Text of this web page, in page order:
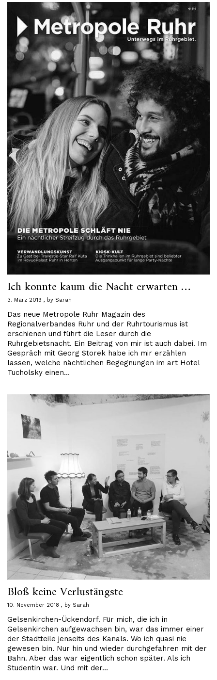
Ich konnte kaum die Nacht erwarten …
3. März 2019 by Sarah
Das neue Metropole Ruhr Magazin des
Regionalverbandes Ruhr und der Ruhrtourismus ist
erschienen und führt die Leser durch die
Ruhrgebietsnacht. Ein Beitrag von mir ist auch dabei. Im
Gespräch mit Georg Storek habe ich mir erzählen
lassen, welche nächtlichen Begegnungen im art Hotel
Tucholsky einen…
Bloß keine Verlustängste
10. November 2018 by Sarah
Gelsenkirchen-Ückendorf. Für mich, die ich in
Gelsenkirchen aufgewachsen bin, war das immer einer
der Stadtteile jenseits des Kanals. Wo ich quasi nie
gewesen bin. Nur hin und wieder durchgefahren mit der
Bahn. Aber das war eigentlich schon später. Als ich
Studentin war. Und mit der…